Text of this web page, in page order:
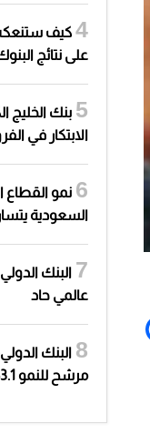
كيف
على نتائج
بنك الخليج
الابتكار في
نمو
السعودية
البنك
عالمي حاد
البنك
مرشح للنمو 3.1% في 2026